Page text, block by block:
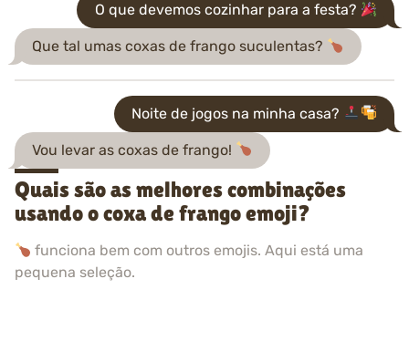
O que devemos cozinhar para a festa?
Que tal umas coxas de frango suculentas?
Noite de jogos na minha casa?
Vou levar as coxas de frango!
Quais são as melhores combinações
usando o coxa de frango emoji?
funciona bem com outros emojis. Aqui está uma
pequena seleção.